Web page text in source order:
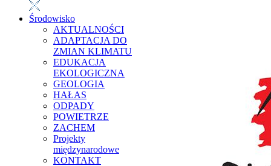
Środowisko
AKTUALNOŚCI
ADAPTACJA DO
ZMIAN KLIMATU
EDUKACJA
EKOLOGICZNA
GEOLOGIA
HAŁAS
ODPADY
POWIETRZE
ZACHEM
Projekty
międzynarodowe
KONTAKT